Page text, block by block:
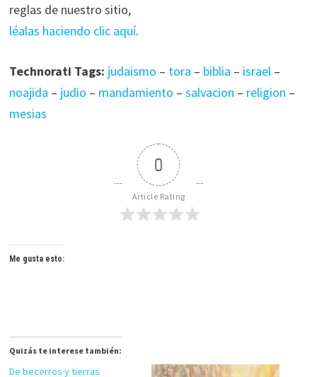
reglas de nuestro sitio,
léalas haciendo clic aquí.
Technorati Tags: judaismo – tora – biblia – israel–
noajida – judio – mandamiento – salvacion – religion –
mesias
0
Article Rating
Me gusta esto:
Quizás te interese también:
De becerros y tierras